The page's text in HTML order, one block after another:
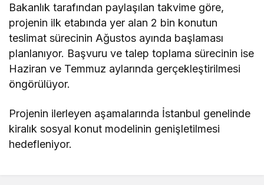
Bakanlık tarafından paylaşılan takvime göre,
projenin ilk etabında yer alan 2 bin konutun
teslimat sürecinin Ağustos ayında başlaması
planlanıyor. Başvuru ve talep toplama sürecinin ise
Haziran ve Temmuz aylarında gerçekleştirilmesi
öngörülüyor.
Projenin ilerleyen aşamalarında İstanbul genelinde
kiralık sosyal konut modelinin genişletilmesi
hedefleniyor.